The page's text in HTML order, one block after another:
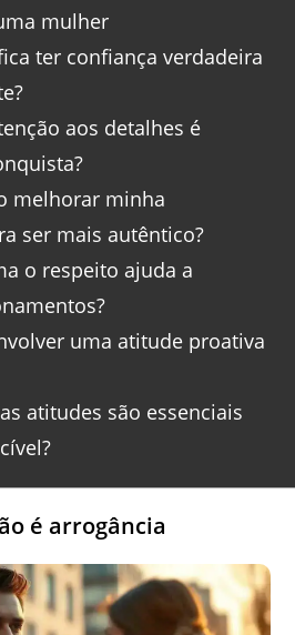
mulher
ter confiança verdadeira
aos detalhes é
melhorar minha
ser mais autêntico?
o respeito ajuda a
uma atitude proativa
atitudes são essenciais
é arrogância